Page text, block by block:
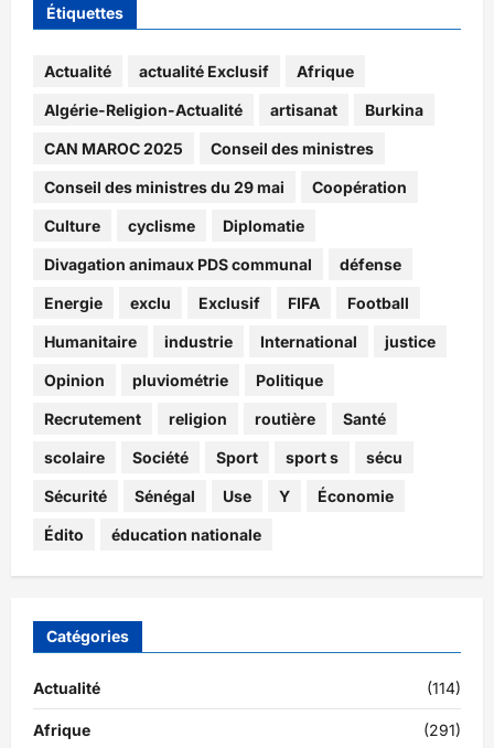
Étiquettes
Actualité actualité Exclusif Afrique
Algérie-Religion-Actualité artisanat Burkina
CAN MAROC 2025 Conseil des ministres
Conseil des ministres du 29 mai Coopération
Culture cyclisme Diplomatie
Divagation animaux PDS communal défense
Energie exclu Exclusif FIFA Football
Humanitaire industrie International justice
Opinion pluviométrie Politique
Recrutement religion routière Santé
scolaire Société Sport sport s sécu
Sécurité Sénégal Use Y Économie
Édito éducation nationale
Catégories
Actualité (114)
Afrique (291)